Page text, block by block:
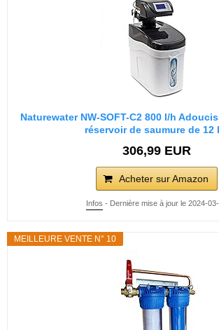
Naturewater NW-SOFT-C2 800 l/h
réservoir de saumure de 12
306,99 EUR
Acheter sur Amazon
Infos - Dernière mise à jour le 2024-
MEILLEURE VENTE N° 10